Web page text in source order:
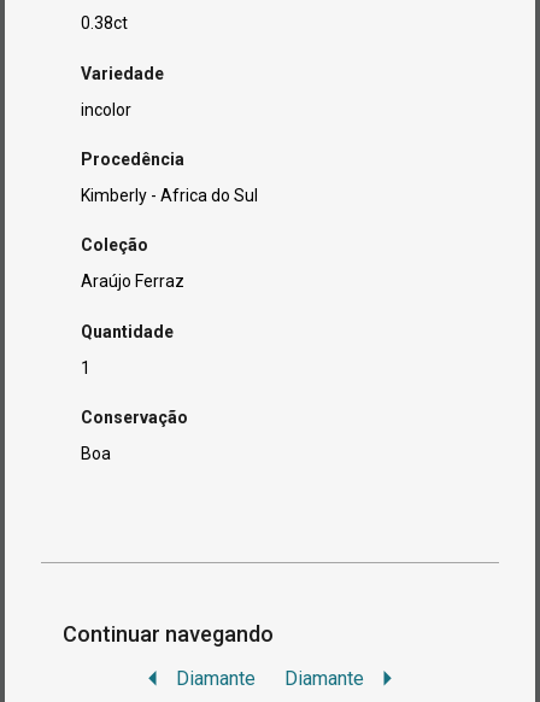
0.38ct
Variedade
incolor
Procedência
Kimberly - Africa do Sul
Coleção
Araújo Ferraz
Quantidade
1
Conservação
Boa
Continuar navegando
Diamante Diamante